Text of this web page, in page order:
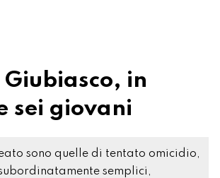
Giubiasco, in
sei giovani
sono quelle di tentato omicidio,
semplici,